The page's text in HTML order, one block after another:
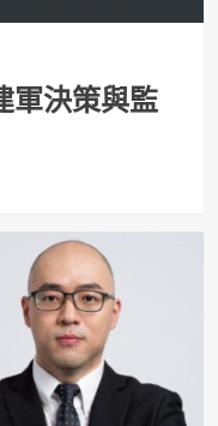
軍決策與監